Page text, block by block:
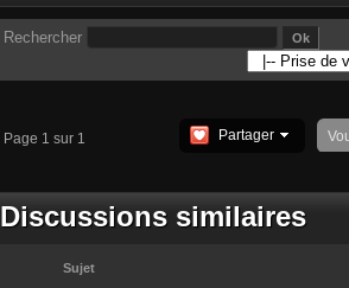
Rechercher
Page 1 sur 1 Partager
Discussions similaires
Sujet